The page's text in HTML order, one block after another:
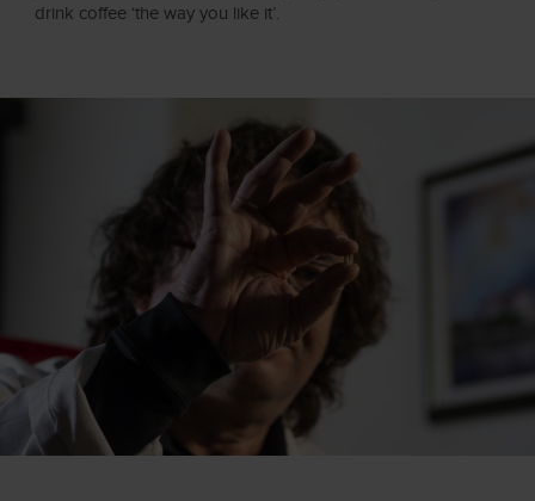
drink coffee ‘the way you like it’.